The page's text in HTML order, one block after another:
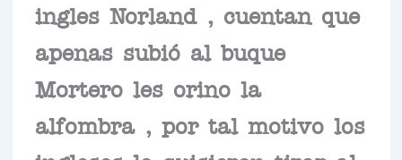
ingles Norland , cuentan que
apenas subió al buque
Mortero les orino la
alfombra , por tal motivo los